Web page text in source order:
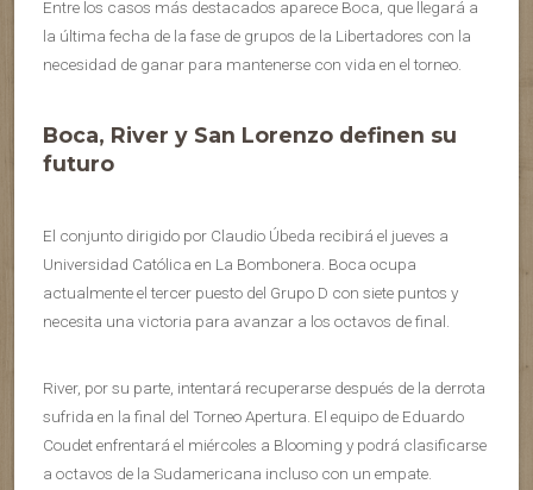
Entre los casos más destacados aparece Boca, que llegará a
la última fecha de la fase de grupos de la Libertadores con la
necesidad de ganar para mantenerse con vida en el torneo.
Boca, River y San Lorenzo definen su
futuro
El conjunto dirigido por Claudio Úbeda recibirá el jueves a
Universidad Católica en La Bombonera. Boca ocupa
actualmente el tercer puesto del Grupo D con siete puntos y
necesita una victoria para avanzar a los octavos de final.
River, por su parte, intentará recuperarse después de la derrota
sufrida en la final del Torneo Apertura. El equipo de Eduardo
Coudet enfrentará el miércoles a Blooming y podrá clasificarse
a octavos de la Sudamericana incluso con un empate.